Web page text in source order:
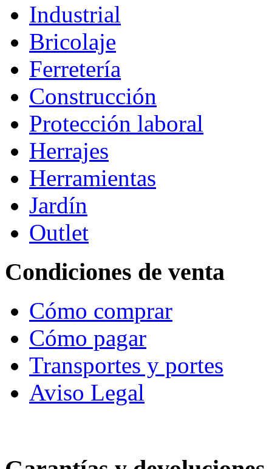
Industrial
Bricolaje
Ferretería
Construcción
Protección laboral
Herrajes
Herramientas
Jardín
Outlet
Condiciones de venta
Cómo comprar
Cómo pagar
Transportes y portes
Aviso Legal